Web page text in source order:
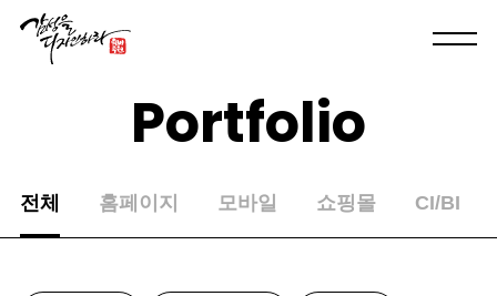
Portfolio
전체 홈페이지 모바일 쇼핑몰 CI/BI